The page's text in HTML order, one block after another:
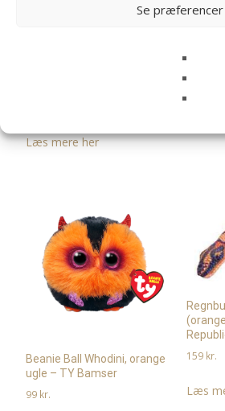
Se præferencer
Læs mere her
199
Beanie Ball Whodini, orange
ugle – TY Bamser
99 kr.
159 kr.
Læs